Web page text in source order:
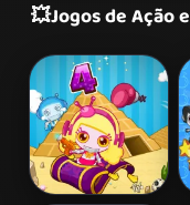
💥Jogos de Ação